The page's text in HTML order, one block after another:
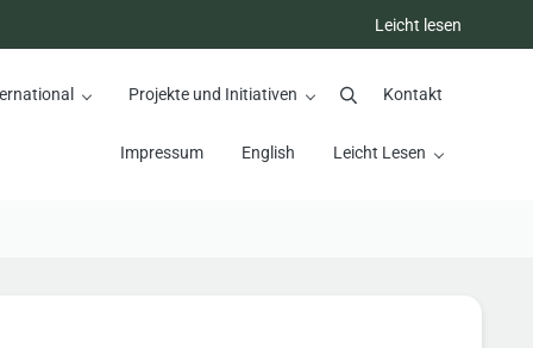
Leicht lesen
Projekte und Initiativen SuchenKontakt
Impressum English Leicht Lesen